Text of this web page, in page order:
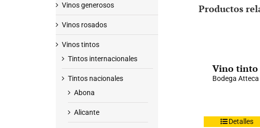
Productos
Vino tinto
Bodega Atteca
Detalles
Vinos generosos
Vinos rosados
Vinos tintos
Tintos internacionales
Tintos nacionales
Abona
Alicante